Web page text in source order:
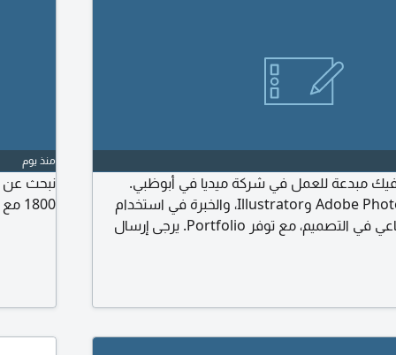
مبدعة للعمل في شركة ميديا في أبوظبي.
يشترط اجادة Adobe Photoshop وIllustrator، والخبرة في استخدام
أدوات الذكاء الاصطناعي في التصميم، مع توفر Portfolio. يرجى إرسال
منذ يوم
نبحث عن
1800 مع توفير الإقامة والسكن